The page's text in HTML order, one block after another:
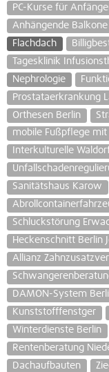
PC-Kurse für
Anhängende
Flachdach
Tagesklinik
Nephrologie
Prostataerkrankung
Orthesen Berlin
mobile Fußpflege
Interkulturelle
Sanitätshaus Karow
Schluckstörung
Heckenschnitt Berlin
Allianz
DAMON-System
Kunststofffenstger
Winterdienste Berlin
Rentenberatung
Dachaufbauten